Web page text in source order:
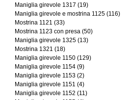
Maniglia girevole 1317 (19)
Maniglia girevole e mostrina 1125 (116)
Mostrina 1121 (33)
Mostrina 1123 con presa (50)
Maniglia girevole 1325 (13)
Mostrina 1321 (18)
Maniglia girevole 1150 (129)
Maniglia girevole 1154 (9)
Maniglia girevole 1153 (2)
Maniglia girevole 1151 (4)
Maniglia girevole 1152 (11)